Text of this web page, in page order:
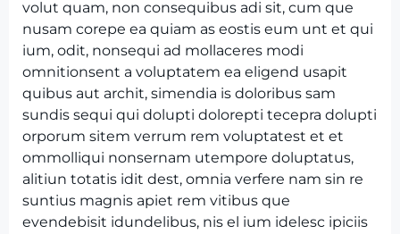
volut quam, non consequibus adi sit, cum que
nusam corepe ea quiam as eostis eum unt et qui
ium, odit, nonsequi ad mollaceres modi
omnitionsent a voluptatem ea eligend usapit
quibus aut archit, simendia is doloribus sam
sundis sequi qui dolupti dolorepti tecepra dolupti
orporum sitem verrum rem voluptatest et et
ommolliqui nonsernam utempore doluptatus,
alitiun totatis idit dest, omnia verfere nam sin re
suntius magnis apiet rem vitibus que
evendebisit idundelibus, nis el ium idelesc ipiciis